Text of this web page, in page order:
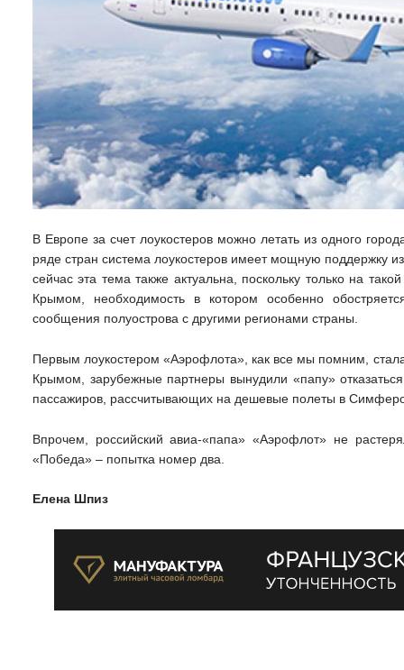
В Европе за счет лоукостеров можно летать из одного
ряде стран система лоукостеров имеет мощную поддержку
сейчас эта тема также актуальна, поскольку только на
Крымом, необходимость в котором особенно
сообщения полуострова с другими регионами страны.
Первым лоукостером «Аэрофлота», как все мы помним,
Крымом, зарубежные партнеры вынудили «папу»
пассажиров, рассчитывающих на дешевые полеты в
Впрочем, российский авиа-«папа» «Аэрофлот» не
«Победа» – попытка номер два.
Елена Шпиз